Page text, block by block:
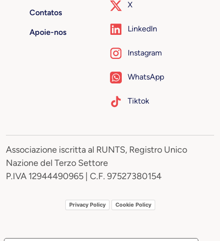
Contatos
Apoie-nos
X
LinkedIn
Instagram
WhatsApp
Tiktok
Associazione iscritta al RUNTS, Registro Unico
Nazione del Terzo Settore
P.IVA 12944490965 | C.F. 97527380154
Privacy Policy Cookie Policy